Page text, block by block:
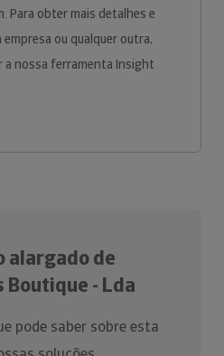
Para obter mais detalhes e
ou qualquer outra,
a nossa ferramenta Insight
alargado de
Boutique - Lda
pode saber sobre esta